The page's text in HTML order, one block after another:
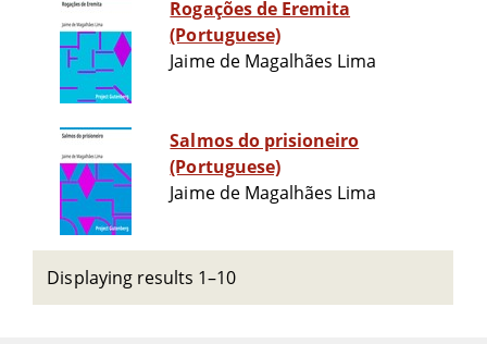
Rogações de Eremita
(Portuguese)
Jaime de Magalhães Lima
Salmos do prisioneiro
(Portuguese)
Jaime de Magalhães Lima
Displaying results 1–10